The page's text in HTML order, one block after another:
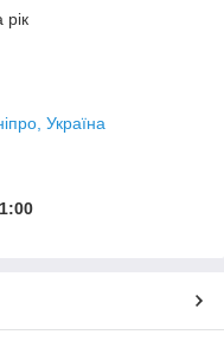
рік
Україна